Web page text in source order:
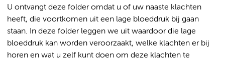
U ontvangt deze folder omdat u of uw naaste klachten
heeft, die voortkomen uit een lage bloeddruk bij gaan
staan. In deze folder leggen we uit waardoor die lage
bloeddruk kan worden veroorzaakt, welke klachten er bij
horen en wat u zelf kunt doen om deze klachten te